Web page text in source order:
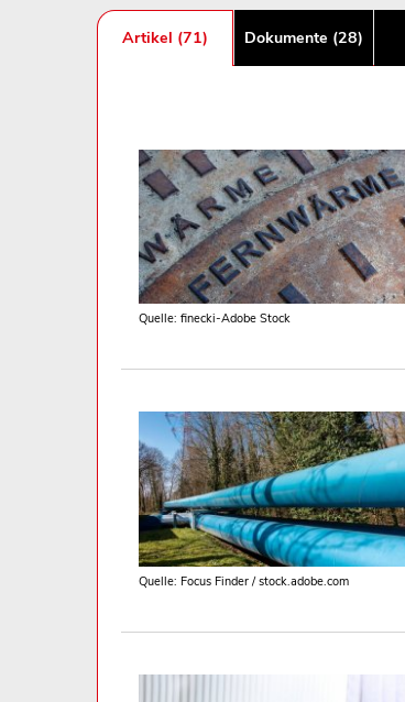
Artikel (71) Dokumente (28)
Quelle: finecki-Adobe Stock
Quelle: Focus Finder / stock.adobe.com